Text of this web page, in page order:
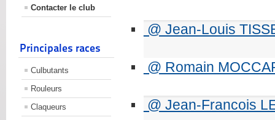
Contacter le club
Principales races
Culbutants
Rouleurs
Claqueurs
@ Jean-Louis
@ Romain
@ Jean-Francois